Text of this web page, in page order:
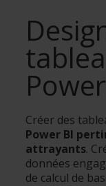
Créer des
Power BI
attrayants.
données
de calcul de